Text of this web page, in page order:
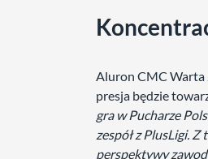
Aluron CMC Warta
presja będzie
gra w Pucharze
zespół z PlusLigi.
perspektywy